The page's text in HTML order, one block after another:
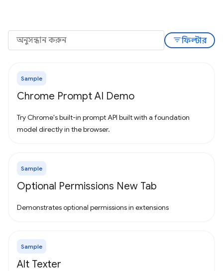
filter_listফিল্টার
Sample
Chrome Prompt AI Demo
Try Chrome's built-in prompt API built with a foundation
model directly in the browser.
Sample
Optional Permissions New Tab
Demonstrates optional permissions in extensions
Sample
Alt Texter